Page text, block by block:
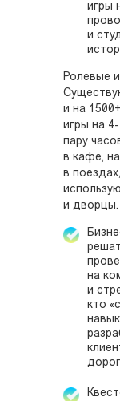
игры
и
Ролевые
и на
игры на
пару
в кафе,
в
и дворцы.
на
и
кто